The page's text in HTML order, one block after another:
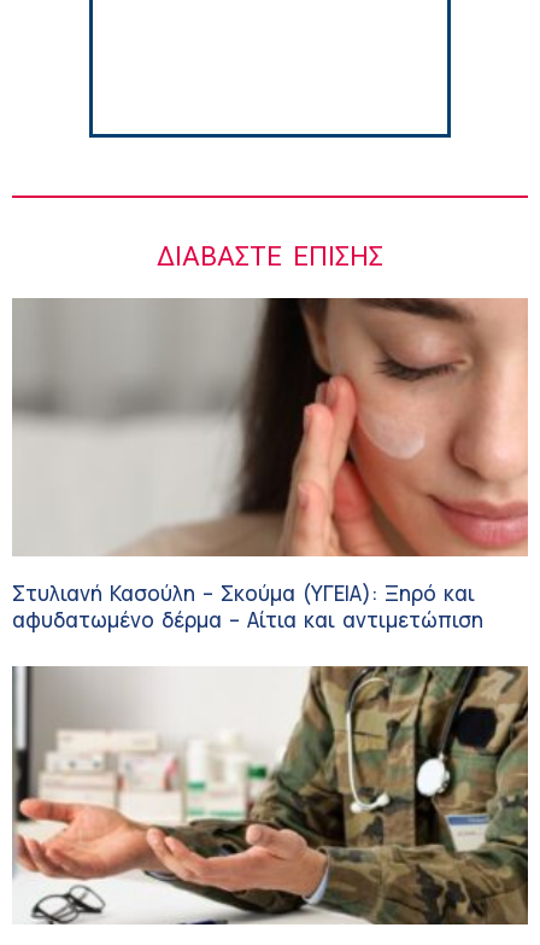
ΔΙΑΒΆΣΤΕ ΕΠΊΣΗΣ
Στυλιανή Κασούλη – Σκούμα (ΥΓΕΙΑ): Ξηρό και
αφυδατωμένο δέρμα – Αίτια και αντιμετώπιση